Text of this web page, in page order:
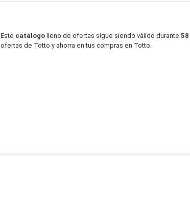
Este catálogo lleno de ofertas sigue siendo válido durante 58
ofertas de Totto y ahorra en tus compras en Totto.